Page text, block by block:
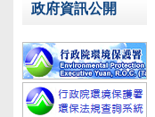
政府資訊公開